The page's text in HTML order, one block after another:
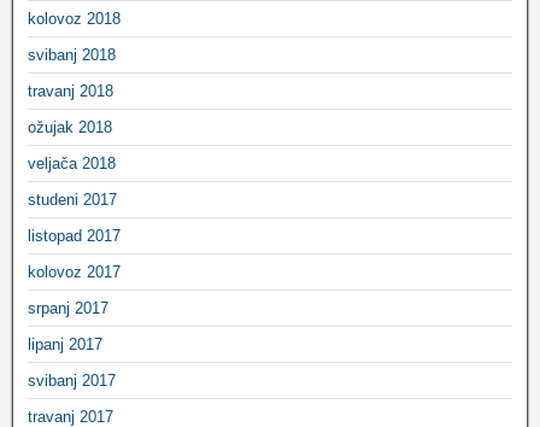
kolovoz 2018
svibanj 2018
travanj 2018
ožujak 2018
veljača 2018
studeni 2017
listopad 2017
kolovoz 2017
srpanj 2017
lipanj 2017
svibanj 2017
travanj 2017